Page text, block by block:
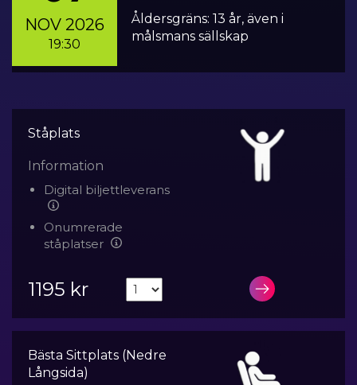
NOV 2026
19:30
Åldersgräns: 13 år, även i
målsmans sällskap
Ståplats
Information
Digital biljettleverans
Onumrerade
ståplatser
1195 kr LÄGG I
Bästa Sittplats (Nedre
Långsida)